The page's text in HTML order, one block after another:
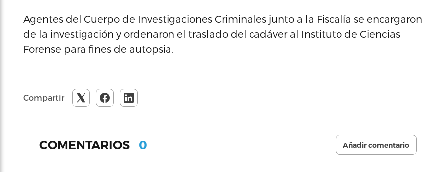
Agentes del Cuerpo de Investigaciones Criminales junto a la Fiscalía se encargaron
de la investigación y ordenaron el traslado del cadáver al Instituto de Ciencias
Forense para fines de autopsia.
Compartir
COMENTARIOS 0 Añadir comentario